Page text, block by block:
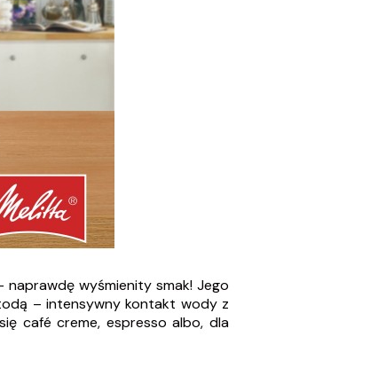
wyśmienity smak! Jego
– intensywny kontakt wody z
café creme, espresso albo, dla